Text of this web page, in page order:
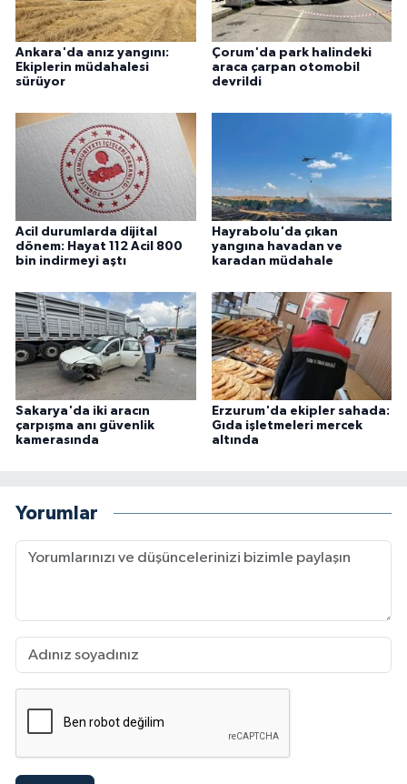
Ankara'da anız yangını:
Ekiplerin müdahalesi
sürüyor
Çorum'da park halindeki
araca çarpan otomobil
devrildi
Acil durumlarda dijital
dönem: Hayat 112 Acil 800
bin indirmeyi aştı
Hayrabolu'da çıkan
yangına havadan ve
karadan müdahale
Sakarya'da iki aracın
çarpışma anı güvenlik
kamerasında
Erzurum'da ekipler sahada:
Gıda işletmeleri mercek
altında
Yorumlar